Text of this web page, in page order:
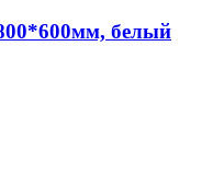
белый